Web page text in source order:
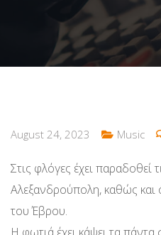
August 24, 2023 Music
Στις φλόγες έχει παραδοθεί
Αλεξανδρούπολη, καθώς και
του Έβρου.